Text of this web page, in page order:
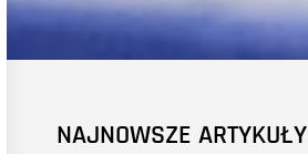
NAJNOWSZE ARTYKUŁY